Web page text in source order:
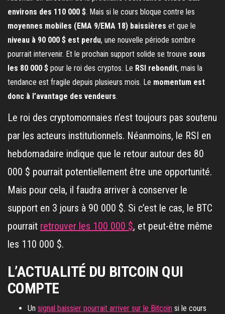
environs des 110 000 $. Mais si le cours bloque contre les
moyennes mobiles (EMA 9/EMA 18) baissières et que le
niveau à 90 000 $ est perdu, une nouvelle période sombre
pourrait intervenir. Et le prochain support solide se trouve sous
les 80 000 $ pour le roi des cryptos. Le RSI rebondit, mais la
tendance est fragile depuis plusieurs mois. Le momentum est
donc à l’avantage des vendeurs.
Le roi des cryptomonnaies n’est toujours pas soutenu
par les acteurs institutionnels. Néanmoins, le RSI en
hebdomadaire indique que le retour autour des 80
000 $ pourrait potentiellement être une opportunité.
Mais pour cela, il faudra arriver à conserver le
support en 3 jours à 90 000 $. Si c’est le cas, le BTC
pourrait retrouver les 100 000 $, et peut-être même
les 110 000 $.
L’ACTUALITÉ DU BITCOIN QUI
COMPTE
Un signal baissier pourrait arriver sur le Bitcoin si le cours